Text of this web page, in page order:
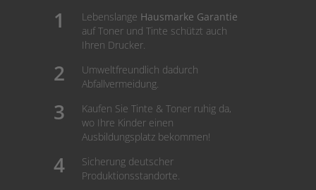
Lebenslange Hausmarke Garantie
auf Toner und Tinte schützt auch
Ihren Drucker.
Umweltfreundlich dadurch
Abfallvermeidung.
Kaufen Sie Tinte & Toner ruhig da,
wo Ihre Kinder einen
Ausbildungsplatz bekommen!
Sicherung deutscher
Produktionsstandorte.